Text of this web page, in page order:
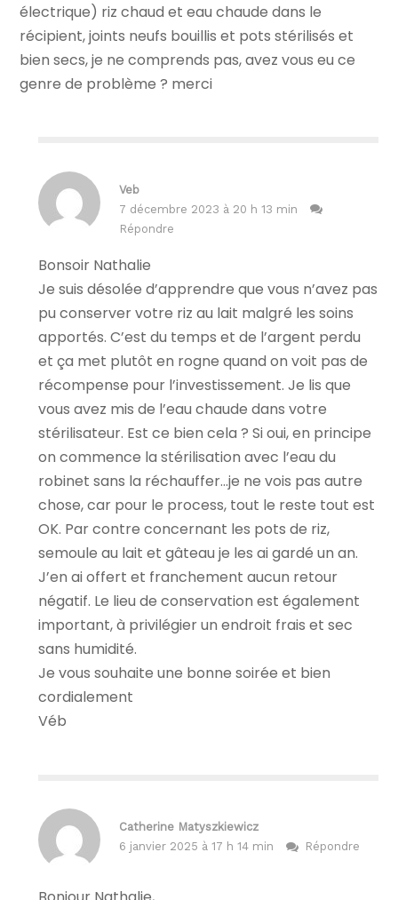
électrique) riz chaud et eau chaude dans le
récipient, joints neufs bouillis et pots stérilisés et
bien secs, je ne comprends pas, avez vous eu ce
genre de problème ? merci
Veb
7 décembre 2023 à 20 h 13 min
Répondre
Bonsoir Nathalie
Je suis désolée d’apprendre que vous n’avez pas
pu conserver votre riz au lait malgré les soins
apportés. C’est du temps et de l’argent perdu
et ça met plutôt en rogne quand on voit pas de
récompense pour l’investissement. Je lis que
vous avez mis de l’eau chaude dans votre
stérilisateur. Est ce bien cela ? Si oui, en principe
on commence la stérilisation avec l’eau du
robinet sans la réchauffer…je ne vois pas autre
chose, car pour le process, tout le reste tout est
OK. Par contre concernant les pots de riz,
semoule au lait et gâteau je les ai gardé un an.
J’en ai offert et franchement aucun retour
négatif. Le lieu de conservation est également
important, à privilégier un endroit frais et sec
sans humidité.
Je vous souhaite une bonne soirée et bien
cordialement
Véb
Catherine Matyszkiewicz
6 janvier 2025 à 17 h 14 min
Répondre